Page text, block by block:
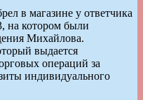
в магазине у ответчика
на котором были
Михайлова.
выдается
операций за
индивидуального